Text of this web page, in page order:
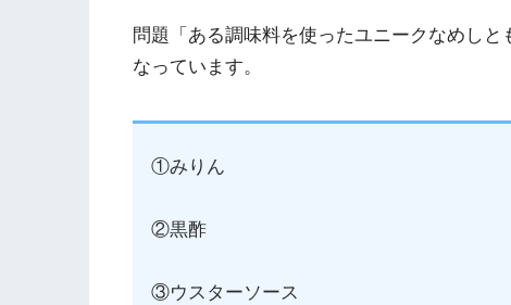
問題「ある調味料を使ったユニークなめし
なっています。
①みりん
②黒酢
③ウスターソース